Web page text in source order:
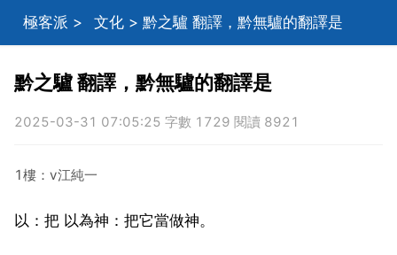
極客派 > 文化 > 黔之驢 翻譯，黔無驢的翻譯是
黔之驢 翻譯，黔無驢的翻譯是
2025-03-31 07:05:25 字數 1729 閱讀 8921
1樓：v江純一
以：把 以為神：把它當做神。